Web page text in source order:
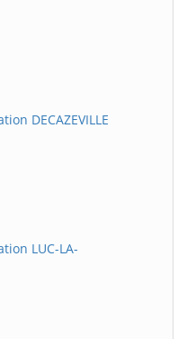
DECAZEVILLE
LUC-LA-